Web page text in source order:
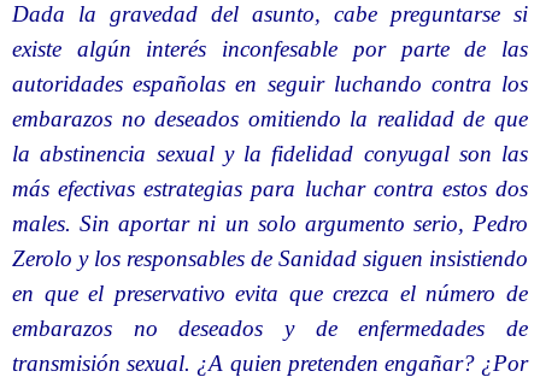
Dada la gravedad del asunto, cabe preguntarse si
existe algún interés inconfesable por parte de las
autoridades españolas en seguir luchando contra los
embarazos no deseados omitiendo la realidad de que
la abstinencia sexual y la fidelidad conyugal son las
más efectivas estrategias para luchar contra estos dos
males. Sin aportar ni un solo argumento serio, Pedro
Zerolo y los responsables de Sanidad siguen insistiendo
en que el preservativo evita que crezca el número de
embarazos no deseados y de enfermedades de
transmisión sexual. ¿A quien pretenden engañar? ¿Por